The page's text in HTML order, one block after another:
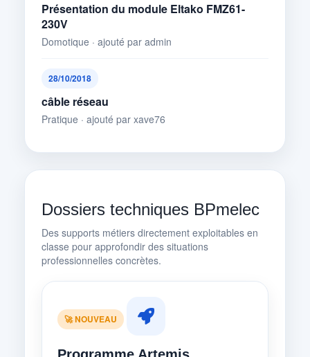
Présentation du module Eltako FMZ61-
230V
Domotique · ajouté par admin
28/10/2018
câble réseau
Pratique · ajouté par xave76
Dossiers techniques BPmelec
Des supports métiers directement exploitables en
classe pour approfondir des situations
professionnelles concrètes.
🚀 NOUVEAU